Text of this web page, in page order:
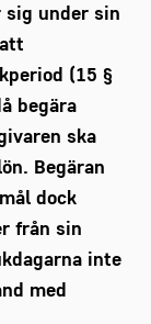
sig under sin
(15 §
begära
ska
Begäran
dock
från sin
inte
med